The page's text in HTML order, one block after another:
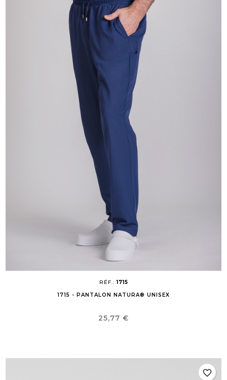
RÉF.:1715
1715 - PANTALON NATURA® UNISEX
Prix
25,77 €
favorite_border